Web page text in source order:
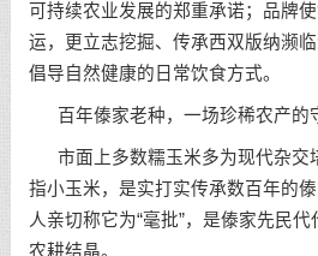
可持续农业发展的郑重承诺；品牌
运，更立志挖掘、传承西双版纳濒临
倡导自然健康的日常饮食方式。
百年傣家老种，一场珍稀农产的
市面上多数糯玉米多为现代杂交
指小玉米，是实打实传承数百年的
人亲切称它为“毫批”，是傣家先民
农耕结晶。